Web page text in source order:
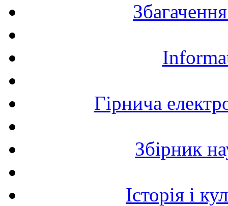
Гірнича
Збірник
Історія і